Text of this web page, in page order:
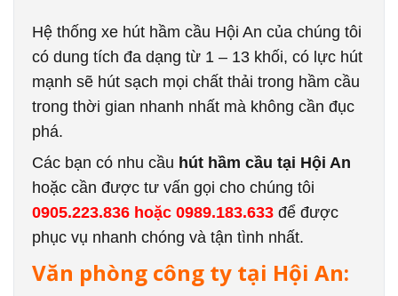
Hệ thống xe hút hầm cầu Hội An của chúng tôi
có dung tích đa dạng từ 1 – 13 khối, có lực hút
mạnh sẽ hút sạch mọi chất thải trong hầm cầu
trong thời gian nhanh nhất mà không cần đục
phá.
Các bạn có nhu cầu hút hầm cầu tại Hội An
hoặc cần được tư vấn gọi cho chúng tôi
0905.223.836 hoặc 0989.183.633 để được
phục vụ nhanh chóng và tận tình nhất.
Văn phòng công ty tại Hội An: